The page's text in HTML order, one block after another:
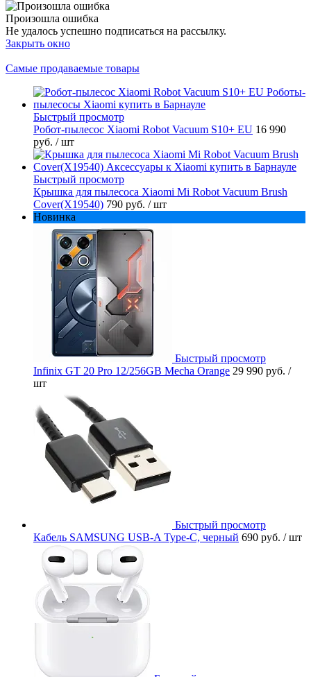
Произошла ошибка
Не удалось успешно подписаться на рассылку.
Закрыть окно
Самые продаваемые товары
Быстрый просмотр
Робот-пылесос Xiaomi Robot Vacuum S10+ EU 16 990
руб. / шт
Быстрый просмотр
Крышка для пылесоса Xiaomi Mi Robot Vacuum Brush
Cover(X19540) 790 руб. / шт
Новинка
Быстрый просмотр
Infinix GT 20 Pro 12/256GB Mecha Orange 29 990 руб. /
шт
Быстрый просмотр
Кабель SAMSUNG USB-A Type-C, черный 690 руб. / шт